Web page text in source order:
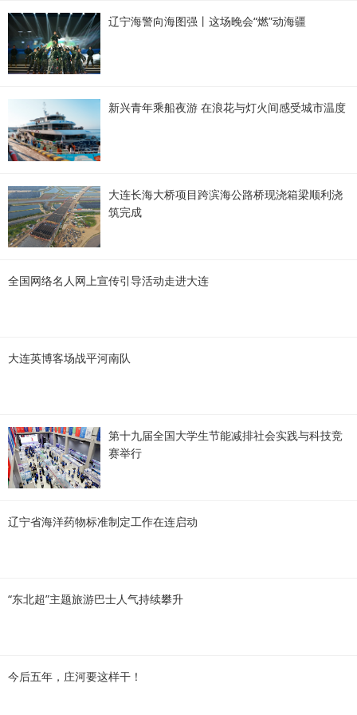
辽宁海警向海图强丨这场晚会“燃”动海疆
新兴青年乘船夜游 在浪花与灯火间感受城市温度
大连长海大桥项目跨滨海公路桥现浇箱梁顺利浇
筑完成
全国网络名人网上宣传引导活动走进大连
大连英博客场战平河南队
第十九届全国大学生节能减排社会实践与科技竞
赛举行
辽宁省海洋药物标准制定工作在连启动
“东北超”主题旅游巴士人气持续攀升
今后五年，庄河要这样干！